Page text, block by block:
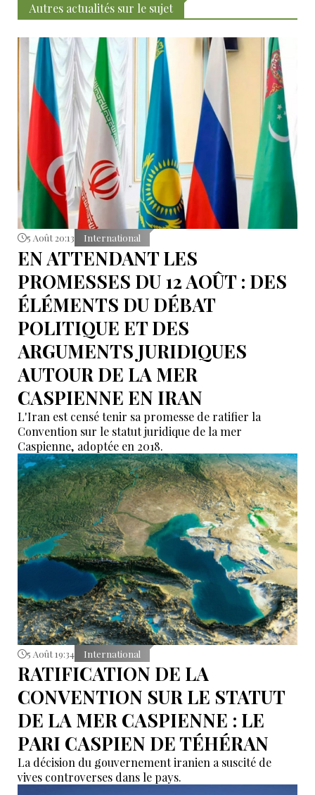
Autres actualités sur le sujet
5 Août 20:13 International
EN ATTENDANT LES
PROMESSES DU 12 AOÛT : DES
ÉLÉMENTS DU DÉBAT
POLITIQUE ET DES
ARGUMENTS JURIDIQUES
AUTOUR DE LA MER
CASPIENNE EN IRAN
L'Iran est censé tenir sa promesse de ratifier la
Convention sur le statut juridique de la mer
Caspienne, adoptée en 2018.
5 Août 19:34 International
RATIFICATION DE LA
CONVENTION SUR LE STATUT
DE LA MER CASPIENNE : LE
PARI CASPIEN DE TÉHÉRAN
La décision du gouvernement iranien a suscité de
vives controverses dans le pays.